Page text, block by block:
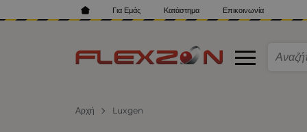
Για Εμάς Κατάστημα Επικοινωνία
Αρχή Luxgen